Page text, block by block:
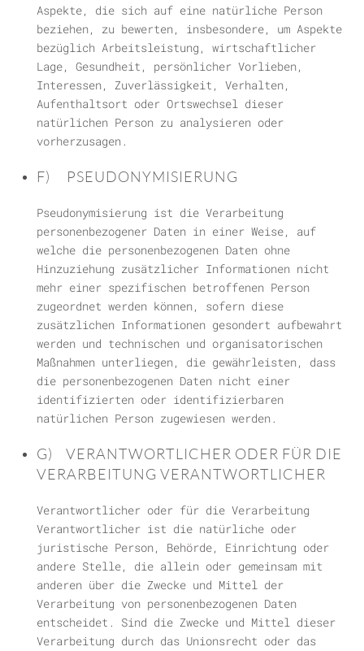
Aspekte, die sich auf eine natürliche Person
beziehen, zu bewerten, insbesondere, um Aspekte
bezüglich Arbeitsleistung, wirtschaftlicher
Lage, Gesundheit, persönlicher Vorlieben,
Interessen, Zuverlässigkeit, Verhalten,
Aufenthaltsort oder Ortswechsel dieser
natürlichen Person zu analysieren oder
vorherzusagen.
F) PSEUDONYMISIERUNG
Pseudonymisierung ist die Verarbeitung
personenbezogener Daten in einer Weise, auf
welche die personenbezogenen Daten ohne
Hinzuziehung zusätzlicher Informationen nicht
mehr einer spezifischen betroffenen Person
zugeordnet werden können, sofern diese
zusätzlichen Informationen gesondert aufbewahrt
werden und technischen und organisatorischen
Maßnahmen unterliegen, die gewährleisten, dass
die personenbezogenen Daten nicht einer
identifizierten oder identifizierbaren
natürlichen Person zugewiesen werden.
G) VERANTWORTLICHER ODER FÜR DIE
VERARBEITUNG VERANTWORTLICHER
Verantwortlicher oder für die Verarbeitung
Verantwortlicher ist die natürliche oder
juristische Person, Behörde, Einrichtung oder
andere Stelle, die allein oder gemeinsam mit
anderen über die Zwecke und Mittel der
Verarbeitung von personenbezogenen Daten
entscheidet. Sind die Zwecke und Mittel dieser
Verarbeitung durch das Unionsrecht oder das